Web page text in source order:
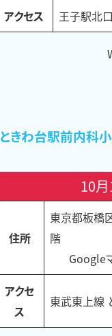
アクセス
王子駅北
ときわ台駅前内科
10
住所
東京都板橋
階
Google
アクセ
ス
東武東上線